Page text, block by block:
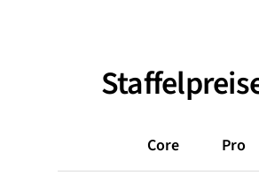
Core Pro